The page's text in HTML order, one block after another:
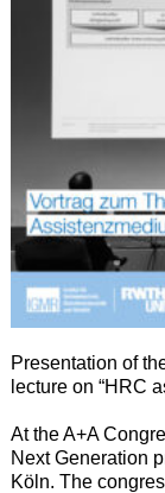
Presentation of
lecture on “HRC
At the A+A
Next Generation
Köln. The